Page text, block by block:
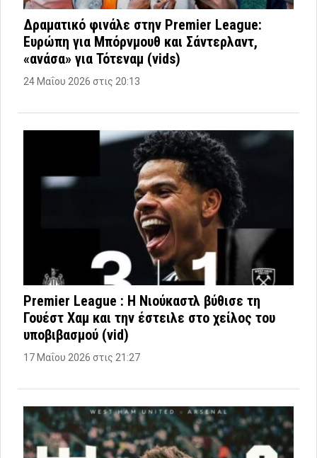
Δραματικό φινάλε στην Premier League:
Ευρώπη για Μπόρνμουθ και Σάντερλαντ,
«ανάσα» για Τότεναμ (vids)
24 Μαΐου 2026 στις 20:13
Premier League : Η Νιούκαστλ βύθισε τη
Γουέστ Χαμ και την έστειλε στο χείλος του
υποβιβασμού (vid)
17 Μαΐου 2026 στις 21:27